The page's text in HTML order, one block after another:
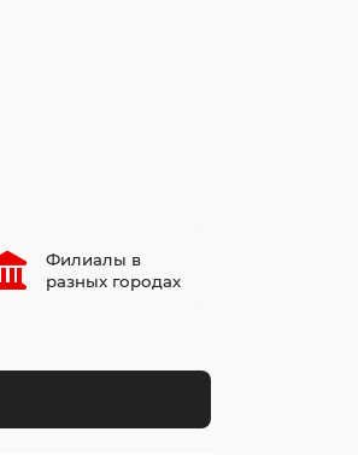
Филиалы в
разных городах